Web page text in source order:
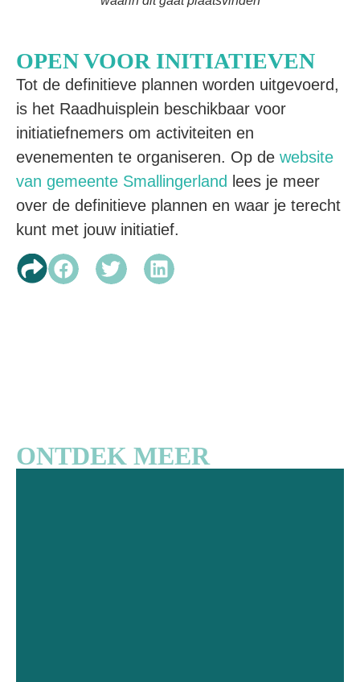
OPEN VOOR INITIATIEVEN
Tot de definitieve plannen worden uitgevoerd,
is het Raadhuisplein beschikbaar voor
initiatiefnemers om activiteiten en
evenementen te organiseren. Op de website
van gemeente Smallingerland lees je meer
over de definitieve plannen en waar je terecht
kunt met jouw initiatief.
ONTDEK MEER